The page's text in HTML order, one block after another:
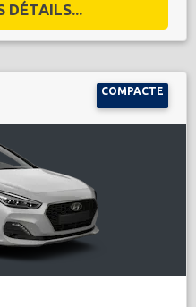
DÉTAILS...
COMPACTE